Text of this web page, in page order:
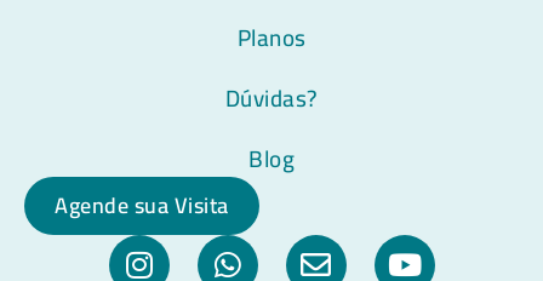
Planos
Dúvidas?
Blog
Agende sua Visita